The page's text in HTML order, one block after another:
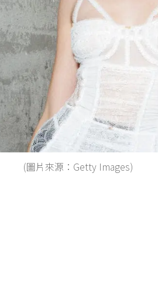
(圖片來源：Getty Images)